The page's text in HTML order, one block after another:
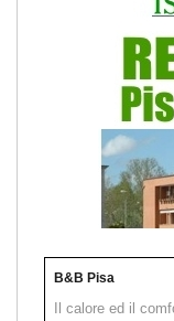
B&B Pisa
Il calore ed il